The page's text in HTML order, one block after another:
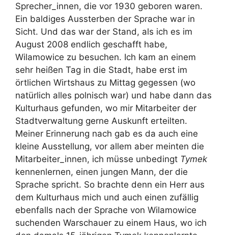
Sprecher_innen, die vor 1930 geboren waren.
Ein baldiges Aussterben der Sprache war in
Sicht. Und das war der Stand, als ich es im
August 2008 endlich geschafft habe,
Wilamowice zu besuchen. Ich kam an einem
sehr heißen Tag in die Stadt, habe erst im
örtlichen Wirtshaus zu Mittag gegessen (wo
natürlich alles polnisch war) und habe dann das
Kulturhaus gefunden, wo mir Mitarbeiter der
Stadtverwaltung gerne Auskunft erteilten.
Meiner Erinnerung nach gab es da auch eine
kleine Ausstellung, vor allem aber meinten die
Mitarbeiter_innen, ich müsse unbedingt Tymek
kennenlernen, einen jungen Mann, der die
Sprache spricht. So brachte denn ein Herr aus
dem Kulturhaus mich und auch einen zufällig
ebenfalls nach der Sprache von Wilamowice
suchenden Warschauer zu einem Haus, wo ich